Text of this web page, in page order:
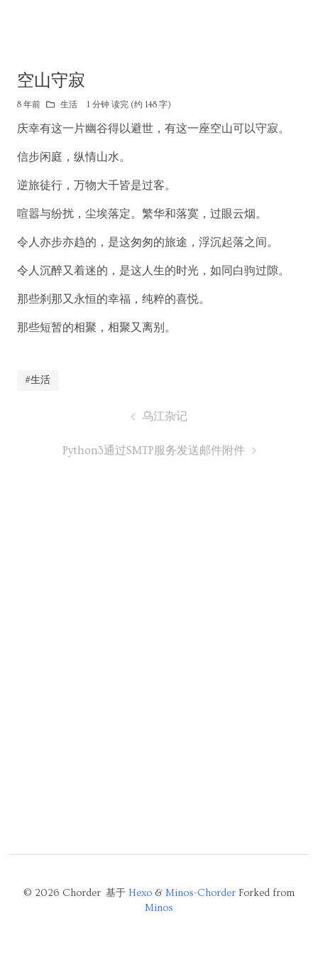
空山守寂
8 年前 生活 1 分钟 读完 (约 148 字)
庆幸有这一片幽谷得以避世，有这一座空山可以守寂。
信步闲庭，纵情山水。
逆旅徒行，万物大千皆是过客。
喧嚣与纷扰，尘埃落定。繁华和落寞，过眼云烟。
令人亦步亦趋的，是这匆匆的旅途，浮沉起落之间。
令人沉醉又着迷的，是这人生的时光，如同白驹过隙。
那些刹那又永恒的幸福，纯粹的喜悦。
那些短暂的相聚，相聚又离别。
#生活
乌江杂记
Python3通过SMTP服务发送邮件附件
© 2026 Chorder 基于 Hexo & Minos-Chorder Forked from
Minos